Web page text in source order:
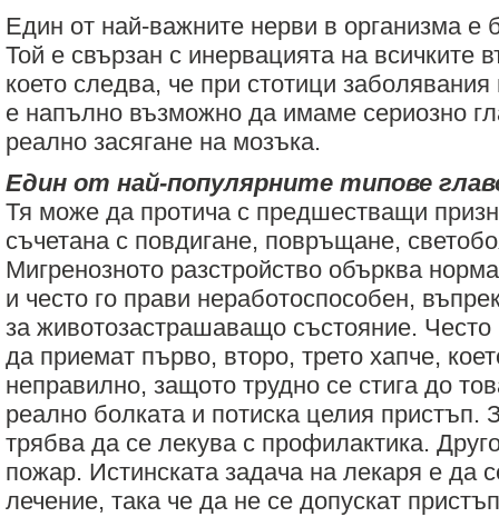
Един от най-важните нерви в организма е
Той е свързан с инервацията на всичките
което следва, че при стотици
е напълно възможно да имаме сериозно
реално засягане на мозъка.
Един от най-популярните типове
Тя може да протича с предшестващи
съчетана с повдигане, повръщане,
Мигренозното разстройство обърква
и често го прави неработоспособен,
за животозастрашаващо състояние. Често
да приемат първо, второ, трето хапче,
неправилно, защото трудно се стига до
реално болката и потиска целия пристъп.
трябва да се лекува с профилактика.
пожар. Истинската задача на лекаря е да
лечение, така че да не се допускат